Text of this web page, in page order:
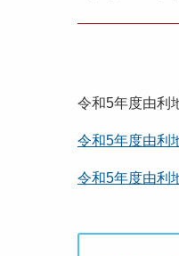
令和5年度由利
令和5年度由利
令和5年度由利